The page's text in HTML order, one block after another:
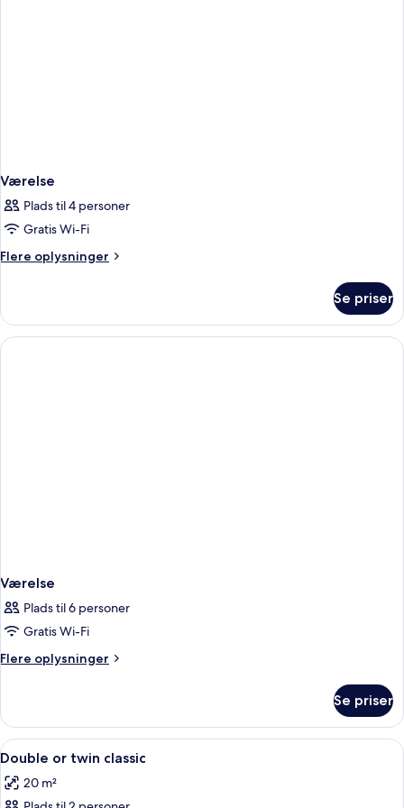
Værelse
Plads til 4 personer
Gratis Wi-Fi
Flere oplysninger
Flere
Se priser
Værelse
Plads til 6 personer
Gratis Wi-Fi
Flere oplysninger
Flere
Se priser
Indlæs
alle
billeder
Minibar, pengeskab på værelset,
3
Double or twin classic
20 m²